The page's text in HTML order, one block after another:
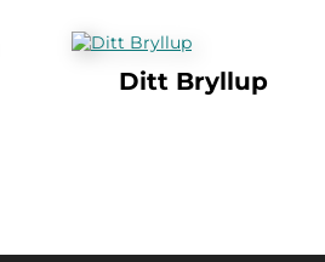
Ditt Bryllup